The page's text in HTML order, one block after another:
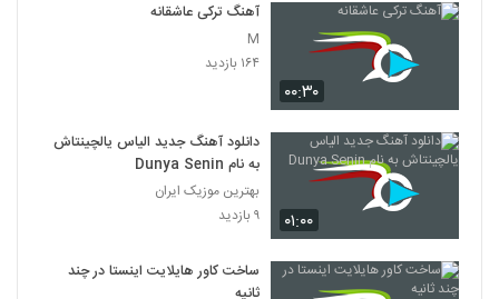
۰۰:۳۰
آهنگ ترکی عاشقانه
M
۱۶۴ بازدید
۰۱:۰۰
دانلود آهنگ جدید الیاس یالچینتاش
به نام Dunya Senin
بهترین موزیک ایران
۹ بازدید
ساخت کاور هایلایت اینستا در چند
ثانیه